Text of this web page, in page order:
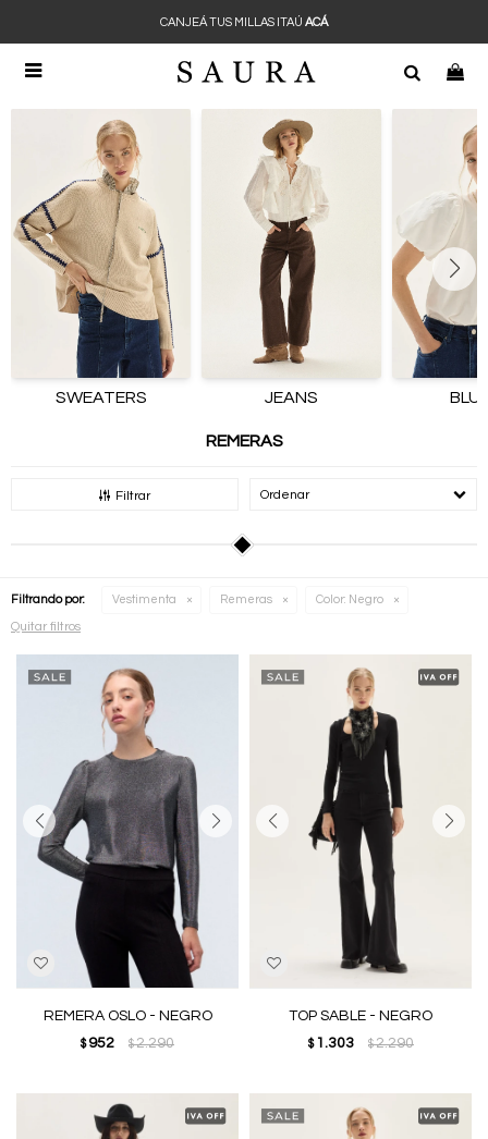

CANJEÁ TUS MILLAS ITAÚ ACÁ
SWEATERS JEANS
REMERAS
Filtrar Recomendados
Filtrando por: Vestimenta Remeras Color: Negro
Quitar filtros
REMERA OSLO - NEGRO
$ 952 $2.290
TOP SABLE - NEGRO
$ 1.303 $2.290